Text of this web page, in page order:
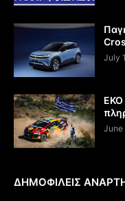
July
June
ΔΗΜΟΦΙΛΕΙΣ